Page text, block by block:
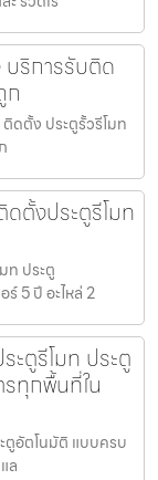
ริการรับติด
ก
ดตั้ง ประตูรั้วรีโมท
ตั้งประตูรีโมท
ท ประตู
5 ปี อะไหล่ 2
ะตูรีโมท ประตู
ทุกพื้นที่ใน
ตูอัตโนมัติ แบบครบ
ล